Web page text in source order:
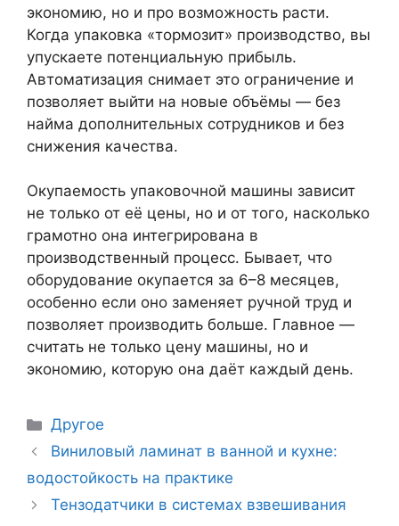
экономию, но и про возможность расти.
Когда упаковка «тормозит» производство, вы
упускаете потенциальную прибыль.
Автоматизация снимает это ограничение и
позволяет выйти на новые объёмы — без
найма дополнительных сотрудников и без
снижения качества.
Окупаемость упаковочной машины зависит
не только от её цены, но и от того, насколько
грамотно она интегрирована в
производственный процесс. Бывает, что
оборудование окупается за 6–8 месяцев,
особенно если оно заменяет ручной труд и
позволяет производить больше. Главное —
считать не только цену машины, но и
экономию, которую она даёт каждый день.
Рубрики
Другое
Навигация
записи
Виниловый ламинат в ванной и кухне:
водостойкость на практике
Тензодатчики в системах взвешивания